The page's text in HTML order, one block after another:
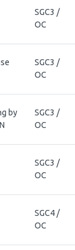
SGC3 /
OC
SGC3 /
OC
by
SGC3 /
OC
SGC3 /
OC
SGC4 /
OC